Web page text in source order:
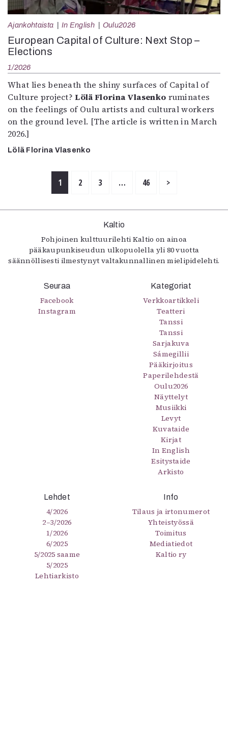
Ajankohtaista In English Oulu2026
European Capital of Culture: Next Stop –
Elections
1/2026
What lies beneath the shiny surfaces of Capital of
Culture project?Lölä Florina Vlasenko ruminates
on the feelings of Oulu artists and cultural workers
on the ground level. [The article is written in March
2026.]
Lölä Florina Vlasenko
1 2 3 … 46 >
Kaltio
Pohjoinen kulttuurilehti Kaltio on ainoa
pääkaupunkiseudun ulkopuolella yli 80 vuotta
säännöllisesti ilmestynyt valtakunnallinen mielipidelehti.
Seuraa
Facebook
Instagram
Kategoriat
Verkkoartikkeli
Teatteri
Tanssi
Tanssi
Sarjakuva
Sámegillii
Pääkirjoitus
Paperilehdestä
Oulu2026
Näyttelyt
Musiikki
Levyt
Kuvataide
Kirjat
In English
Esitystaide
Arkisto
Lehdet
4/2026
2–3/2026
1/2026
6/2025
5/2025 saame
5/2025
Lehtiarkisto
Info
Tilaus ja irtonumerot
Yhteistyössä
Toimitus
Mediatiedot
Kaltio ry